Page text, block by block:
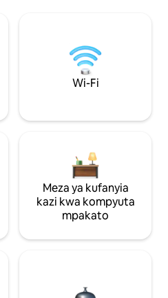
Wi-Fi
Meza ya kufanyia
kazi kwa kompyuta
mpakato